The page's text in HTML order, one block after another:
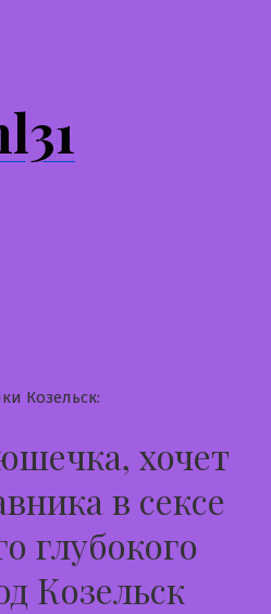
Козельск:
хочет
в сексе
глубокого
Козельск